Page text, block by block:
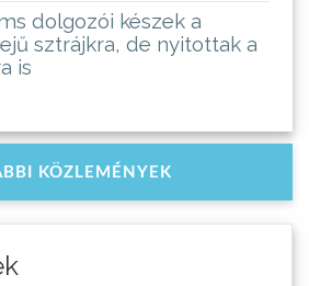
dolgozói készek a
sztrájkra, de nyitottak a
is
KÖZLEMÉNYEK